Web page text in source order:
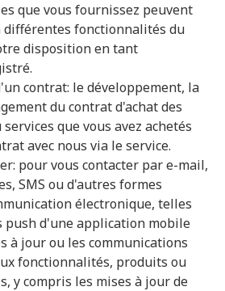
que vous fournissez peuvent
différentes fonctionnalités du
disposition en tant
contrat: le développement, la
du contrat d'achat des
que vous avez achetés
avec nous via le service.
pour vous contacter par e-mail,
SMS ou d'autres formes
électronique, telles
push d'une application mobile
à jour ou les communications
fonctionnalités, produits ou
y compris les mises à jour de